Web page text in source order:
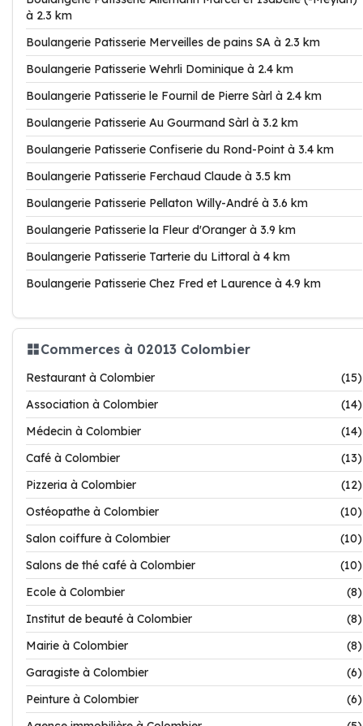
à 2.3 km
Boulangerie Patisserie Merveilles de pains SA à 2.3 km
Boulangerie Patisserie Wehrli Dominique à 2.4 km
Boulangerie Patisserie le Fournil de Pierre Sàrl à 2.4 km
Boulangerie Patisserie Au Gourmand Sàrl à 3.2 km
Boulangerie Patisserie Confiserie du Rond-Point à 3.4 km
Boulangerie Patisserie Ferchaud Claude à 3.5 km
Boulangerie Patisserie Pellaton Willy-André à 3.6 km
Boulangerie Patisserie la Fleur d'Oranger à 3.9 km
Boulangerie Patisserie Tarterie du Littoral à 4 km
Boulangerie Patisserie Chez Fred et Laurence à 4.9 km
Commerces à 02013 Colombier
Restaurant à Colombier
(15)
Association à Colombier
(14)
Médecin à Colombier
(14)
Café à Colombier
(13)
Pizzeria à Colombier
(12)
Ostéopathe à Colombier
(10)
Salon coiffure à Colombier
(10)
Salons de thé café à Colombier
(10)
Ecole à Colombier
(8)
Institut de beauté à Colombier
(8)
Mairie à Colombier
(8)
Garagiste à Colombier
(6)
Peinture à Colombier
(6)